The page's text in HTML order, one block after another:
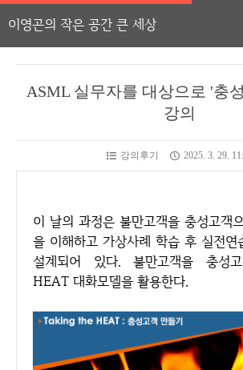
이영곤의 작은 공간 큰 세상
ASML 실무자를 대상으로 '충
강의
강의후기 2025. 3. 29.
이 날의 과정은 불만고객을 충성고객으로 바꾸는 방법
을 이해하고 가상사례 학습 후 실전연
설계되어 있다. 불만고객을 충성
HEAT 대화모델을 활용한다.